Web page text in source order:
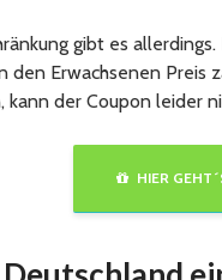
gibt es
den Erwachsenen Preis
kann der Coupon leider
HIER